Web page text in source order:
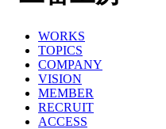
WORKS
TOPICS
COMPANY
VISION
MEMBER
RECRUIT
ACCESS